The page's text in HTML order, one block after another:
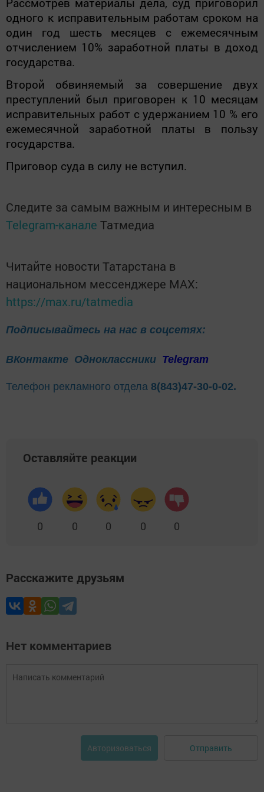
одного к исправительным работам сроком на
один год шесть месяцев с ежемесячным
отчислением 10% заработной платы в доход
государства.
Второй обвиняемый за совершение двух
преступлений был приговорен к 10 месяцам
исправительных работ с удержанием 10 % его
ежемесячной заработной платы в пользу
государства.
Приговор суда в силу не вступил.
Следите за самым важным и интересным в
Telegram-канале Татмедиа
Читайте новости Татарстана в
национальном мессенджере MАХ:
https://max.ru/tatmedia
Подписывайтесь на нас в соцсетях:
ВКонтакте Одноклассники Telegram
Телефон рекламного отдела 8(843)47-30-0-02.
Оставляйте реакции
0 0 0 0 0
Расскажите друзьям
Нет комментариев
Авторизоваться Отправить